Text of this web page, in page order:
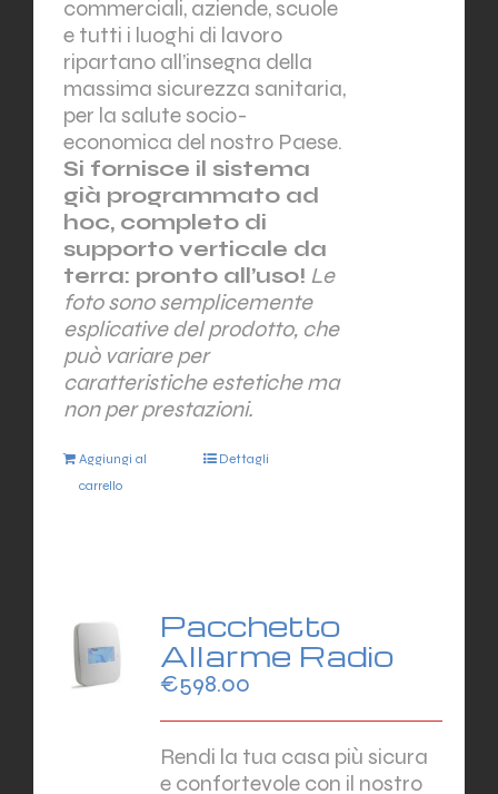
commerciali, aziende, scuole
e tutti i luoghi di lavoro
ripartano all’insegna della
massima sicurezza sanitaria,
per la salute socio-
economica del nostro Paese.
Si fornisce il sistema
già programmato ad
hoc, completo di
supporto verticale da
terra: pronto all’uso! Le
foto sono semplicemente
esplicative del prodotto, che
può variare per
caratteristiche estetiche ma
non per prestazioni.
Aggiungi al
carrello
Dettagli
Pacchetto
Allarme Radio
€598.00
Rendi la tua casa più sicura
e confortevole con il nostro